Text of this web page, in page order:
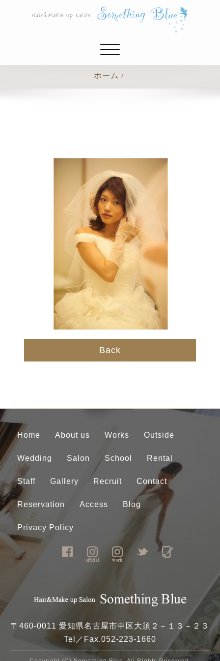
ナ
ゲ
ホーム
Back
Home About us Works Outside
Wedding Salon School Rental
Staff Gallery Recruit Contact
Reservation Access Blog
Privacy Policy
〒460-0011 愛知県名古屋市中区大須２－１３－２３
Tel／Fax.052-223-1660